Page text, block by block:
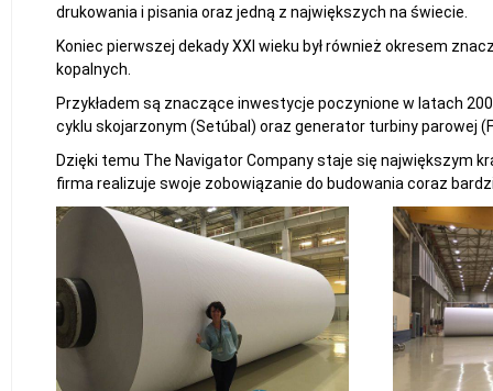
drukowania i pisania oraz jedną z największych na świecie.
Koniec pierwszej dekady XXI wieku był również okresem
kopalnych.
Przykładem są znaczące inwestycje poczynione w latach
cyklu skojarzonym (Setúbal) oraz generator turbiny parowej
Dzięki temu The Navigator Company staje się największym
firma realizuje swoje zobowiązanie do budowania coraz